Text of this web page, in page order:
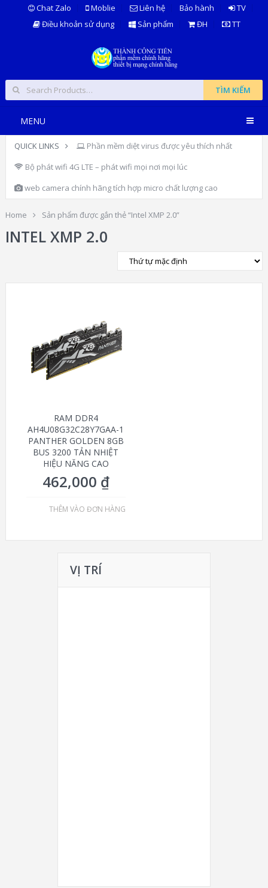
Chat Zalo Moblie Liên hệ Bảo hành
TV
Điều khoản sử dụng
Sản phẩm ĐH TT
TÌM KIẾM
MENU
QUICK LINKS
Phần mềm diệt virus được yêu thích nhất
Bộ phát wifi 4G LTE – phát wifi mọi nơi mọi lúc
web camera chính hãng tích hợp micro chất lượng cao
Home Sản phẩm được gắn thẻ “Intel XMP 2.0”
INTEL XMP 2.0
RAM DDR4
AH4U08G32C28Y7GAA-1
PANTHER GOLDEN 8GB
BUS 3200 TẢN NHIỆT
HIỆU NĂNG CAO
462,000 ₫
THÊM VÀO ĐƠN HÀNG
VỊ TRÍ